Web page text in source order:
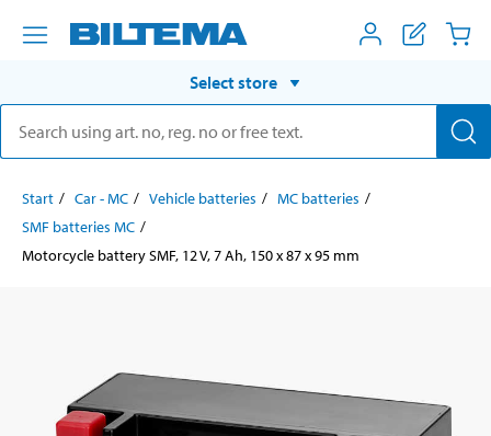
Select store
Start Car - MC Vehicle batteries
MC batteries
SMF batteries MC
Motorcycle battery SMF, 12 V, 7 Ah, 150 x 87 x 95 mm